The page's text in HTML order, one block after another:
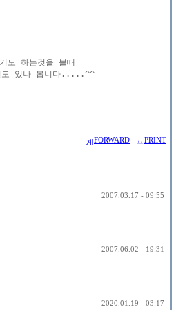
도 하는것을 볼때
도 있나 봅니다.....^^
FORWARD PRINT
2007.03.17 - 09:55
2007.06.02 - 19:31
2020.01.19 - 03:17